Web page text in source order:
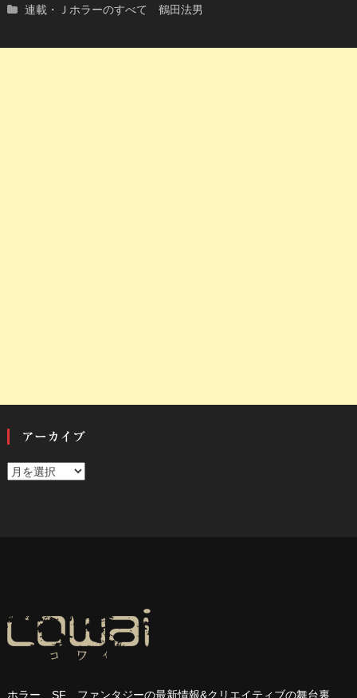
連載・Ｊホラーのすべて 鶴田法男
アーカイブ
ア
ホラー、SF 、ファンタジーの最新情報&クリエイティブの舞台裏